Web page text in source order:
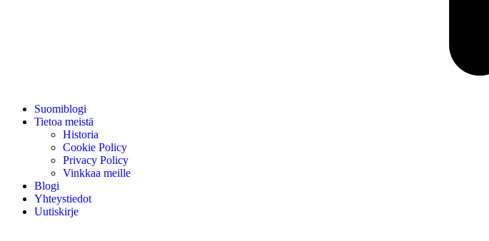
Suomiblogi
Tietoa meistä
Historia
Cookie Policy
Privacy Policy
Vinkkaa meille
Blogi
Yhteystiedot
Uutiskirje